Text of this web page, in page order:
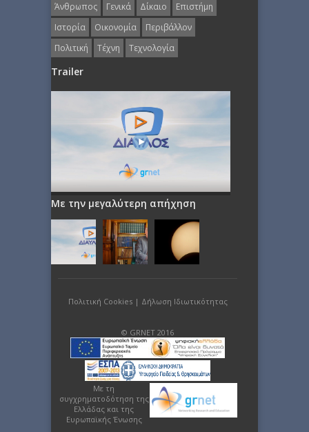
Άνθρωπος Γενικά Δίκαιο
Επιστήμη
Ιστορία
Οικονομία
Περιβάλλον
Πολιτική
Τέχνη Τεχνολογία
Trailer
Με την μεγαλύτερη απήχηση
Πολιτική Cookies| Δήλωση Ιδιωτικότητας
© GRNET 2016
Με τη
συγχρηματοδότηση της
Ελλάδας και της
Ευρωπαϊκής Ένωσης